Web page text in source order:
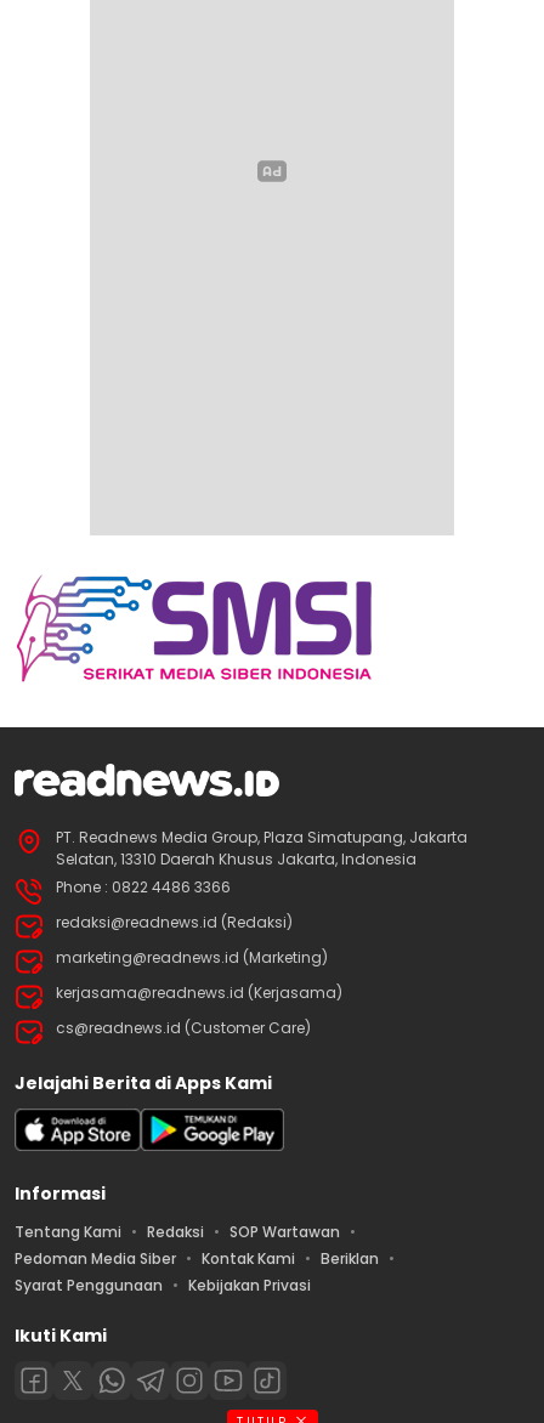
PT. Readnews Media Group, Plaza Simatupang, Jakarta
Selatan, 13310 Daerah Khusus Jakarta, Indonesia
Phone : 0822 4486 3366
redaksi@readnews.id (Redaksi)
marketing@readnews.id (Marketing)
kerjasama@readnews.id (Kerjasama)
cs@readnews.id (Customer Care)
Jelajahi Berita di Apps Kami
Informasi
Tentang Kami Redaksi
SOP Wartawan
Pedoman Media Siber
Kontak Kami
Beriklan
Syarat Penggunaan
Kebijakan Privasi
Ikuti Kami